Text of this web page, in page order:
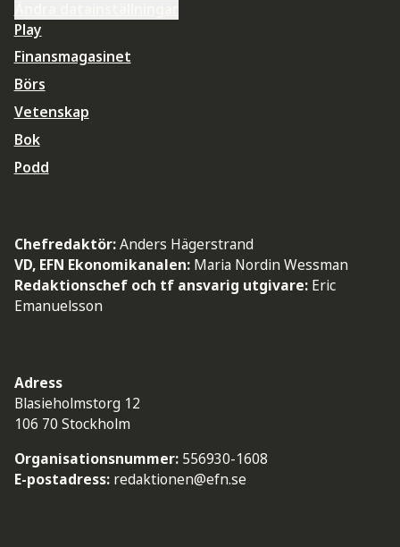
Play
Finansmagasinet
Börs
Vetenskap
Bok
Podd
Chefredaktör:Anders Hägerstrand
VD, EFN Ekonomikanalen: Maria Nordin Wessman
Redaktionschef och tf ansvarig utgivare: Eric
Emanuelsson
Adress
Blasieholmstorg 12
106 70 Stockholm
Organisationsnummer: 556930-1608
E-postadress: redaktionen@efn.se